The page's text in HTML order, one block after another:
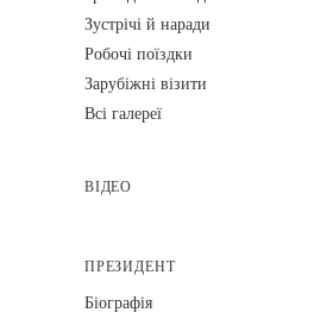
Зустрічі й наради
Робочі поїздки
Зарубіжні візити
Всі галереї
ВІДЕО
ПРЕЗИДЕНТ
Біографія